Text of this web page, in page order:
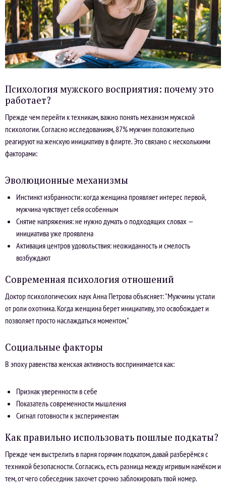
Психология мужского восприятия: почему это
работает?
Прежде чем перейти к техникам, важно понять механизм мужской
психологии. Согласно исследованиям, 87% мужчин положительно
реагируют на женскую инициативу в флирте. Это связано с несколькими
факторами:
Эволюционные механизмы
Инстинкт избранности: когда женщина проявляет интерес первой,
мужчина чувствует себя особенным
Снятие напряжения: не нужно думать о подходящих словах —
инициатива уже проявлена
Активация центров удовольствия: неожиданность и смелость
возбуждают
Современная психология отношений
Доктор психологических наук Анна Петрова объясняет:"Мужчины устали
от роли охотника. Когда женщина берет инициативу, это освобождает и
позволяет просто наслаждаться моментом."
Социальные факторы
В эпоху равенства женская активность воспринимается как:
Признак уверенности в себе
Показатель современности мышления
Сигнал готовности к экспериментам
Как правильно использовать пошлые подкаты?
Прежде чем выстрелить в парня горячим подкатом, давай разберёмся с
техникой безопасности. Согласись, есть разница между игривым намёком и
тем, от чего собеседник захочет срочно заблокировать твой номер.